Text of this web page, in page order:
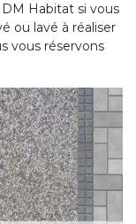
DM Habitat si vous
ou lavé à réaliser
vous réservons